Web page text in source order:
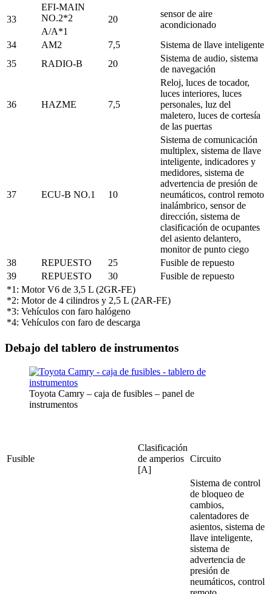
33
EFI-MAIN
NO.2*2
20
sensor de aire
acondicionado
A/A*1
34
AM2 7,5
Sistema de llave inteligente
35
RADIO-B 20
Sistema de audio, sistema
de navegación
36 HAZME 7,5
Reloj, luces de tocador,
luces interiores, luces
personales, luz del
maletero, luces de cortesía
de las puertas
37 ECU-B NO.1 10
Sistema de comunicación
multiplex, sistema de llave
inteligente, indicadores y
medidores, sistema de
advertencia de presión de
neumáticos, control remoto
inalámbrico, sensor de
dirección, sistema de
clasificación de ocupantes
del asiento delantero,
monitor de punto ciego
38
REPUESTO 25
Fusible de repuesto
39
REPUESTO 30
Fusible de repuesto
*1: Motor V6 de 3,5 L (2GR-FE)
*2: Motor de 4 cilindros y 2,5 L (2AR-FE)
*3: Vehículos con faro halógeno
*4: Vehículos con faro de descarga
Debajo del tablero de instrumentos
Toyota Camry – caja de fusibles – panel de
instrumentos
Fusible
Clasificación
de amperios
[A]
Circuito
Sistema de control
de bloqueo de
cambios,
calentadores de
asientos, sistema de
llave inteligente,
sistema de
advertencia de
presión de
neumáticos, control